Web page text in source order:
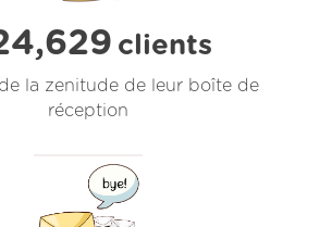
clients
la zenitude de leur boîte de
réception